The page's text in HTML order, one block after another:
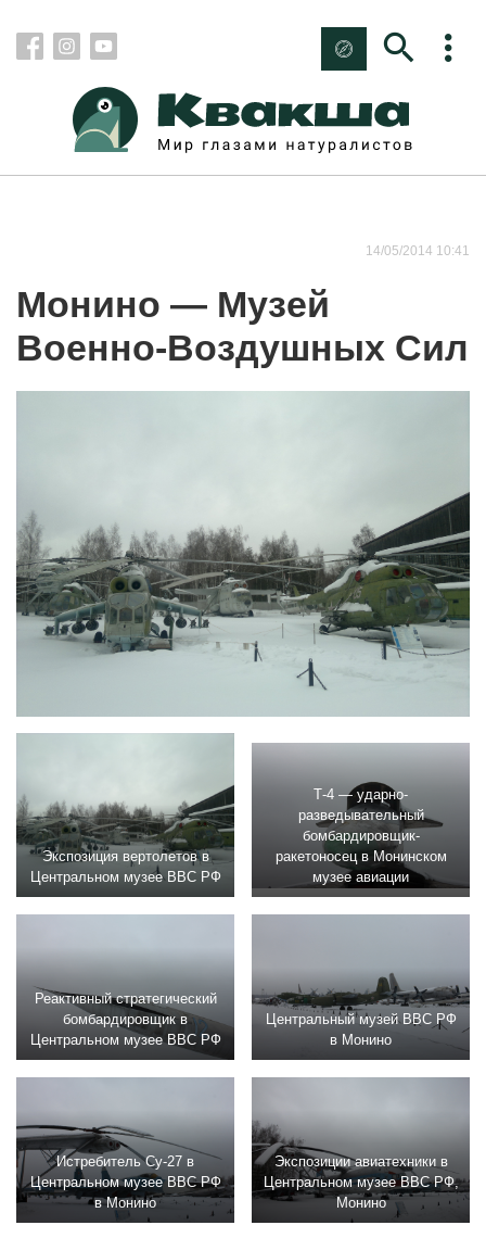
14/05/2014 10:41
Монино — Музей
Военно-Воздушных Сил
Экспозиция вертолетов в
Центральном музее ВВС РФ
Т-4 — ударно-
разведывательный
бомбардировщик-
ракетоносец в Монинском
музее авиации
Реактивный стратегический
бомбардировщик в
Центральном музее ВВС РФ
Центральный музей ВВС РФ
в Монино
Истребитель Су-27 в
Центральном музее ВВС РФ
в Монино
Экспозиции авиатехники в
Центральном музее ВВС РФ,
Монино